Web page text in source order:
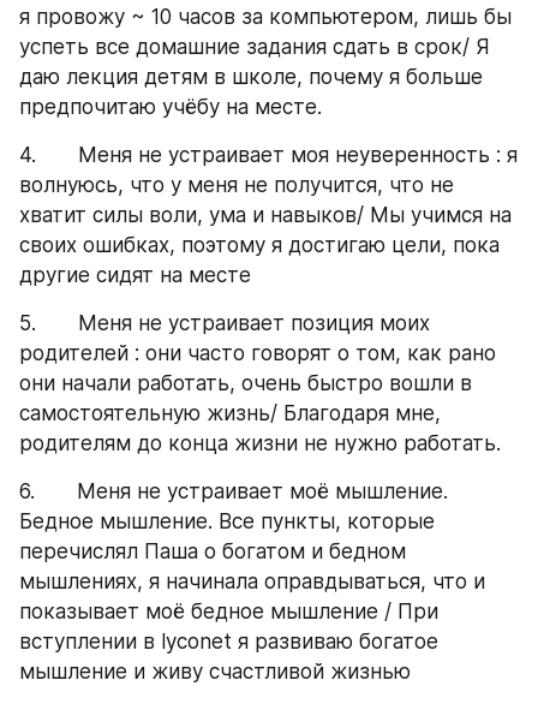
я провожу ~ 10 часов за компьютером, лишь бы
успеть все домашние задания сдать в срок/ Я
даю лекция детям в школе, почему я больше
предпочитаю учёбу на месте.
4.       Меня не устраивает моя неуверенность : я
волнуюсь, что у меня не получится, что не
хватит силы воли, ума и навыков/ Мы учимся на
своих ошибках, поэтому я достигаю цели, пока
другие сидят на месте
5.       Меня не устраивает позиция моих
родителей : они часто говорят о том, как рано
они начали работать, очень быстро вошли в
самостоятельную жизнь/ Благодаря мне,
родителям до конца жизни не нужно работать.
6.       Меня не устраивает моё мышление.
Бедное мышление. Все пункты, которые
перечислял Паша о богатом и бедном
мышлениях, я начинала оправдываться, что и
показывает моё бедное мышление / При
вступлении в lyconet я развиваю богатое
мышление и живу счастливой жизнью